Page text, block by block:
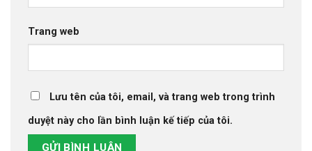
Trang web
Lưu tên của tôi, email, và trang web trong trình
duyệt này cho lần bình luận kế tiếp của tôi.